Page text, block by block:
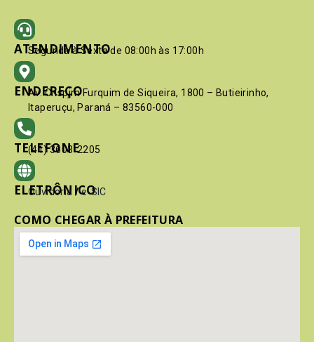
ATENDIMENTO
Segunda à Sexta de 08:00h às 17:00h
ENDEREÇO
Av. Crispim Furquim de Siqueira, 1800 – Butieirinho,
Itaperuçu, Paraná – 83560-000
TELEFONE
(41) 3603-2205
ELETRÔNICO
Ouvidoria / e-SIC
COMO CHEGAR À PREFEITURA